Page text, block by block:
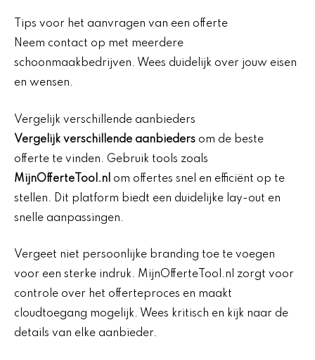
Tips voor het aanvragen van een offerte
Neem contact op met meerdere
schoonmaakbedrijven. Wees duidelijk over jouw eisen
en wensen.
Vergelijk verschillende aanbieders
Vergelijk verschillende aanbieders om de beste
offerte te vinden. Gebruik tools zoals
MijnOfferteTool.nl om offertes snel en efficiënt op te
stellen. Dit platform biedt een duidelijke lay-out en
snelle aanpassingen.
Vergeet niet persoonlijke branding toe te voegen
voor een sterke indruk. MijnOfferteTool.nl zorgt voor
controle over het offerteproces en maakt
cloudtoegang mogelijk. Wees kritisch en kijk naar de
details van elke aanbieder.